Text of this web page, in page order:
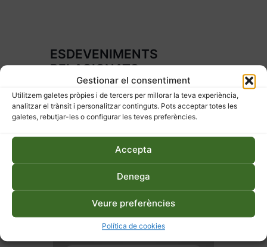
Gestionar el consentiment
Utilitzem galetes pròpies i de tercers per millorar la teva experiència,
analitzar el trànsit i personalitzar continguts. Pots acceptar totes les
galetes, rebutjar-les o configurar les teves preferències.
Accepta
Denega
Veure preferències
Política de cookies
ESDEVENIMENTS
RELACIONATS